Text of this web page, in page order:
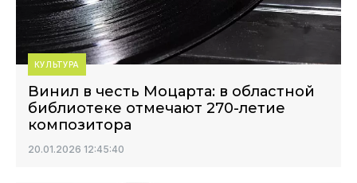
КУЛЬТУРА
Винил в честь Моцарта: в областной
библиотеке отмечают 270-летие
композитора
20.01.2026 12:45:40